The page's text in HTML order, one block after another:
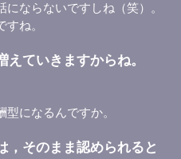
ならないですしね（笑）。
ね。
ていきますからね。
になるんですか。
，そのまま認められると